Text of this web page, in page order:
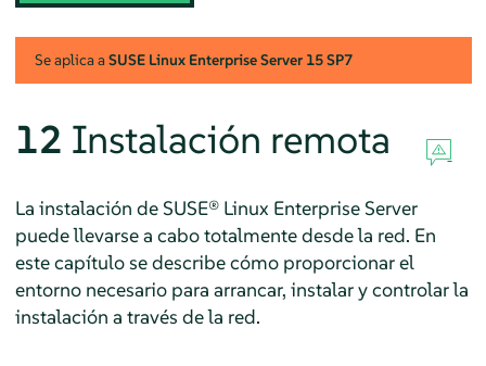
Se aplica aSUSE Linux Enterprise Server 15 SP7
12 Instalación remota
La instalación de SUSE® Linux Enterprise Server
puede llevarse a cabo totalmente desde la red. En
este capítulo se describe cómo proporcionar el
entorno necesario para arrancar, instalar y controlar la
instalación a través de la red.